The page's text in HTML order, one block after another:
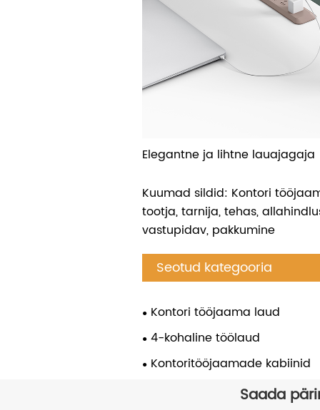
Elegantne ja lihtne lauajagaja
Kuumad sildid: Kontori
tootja, tarnija, tehas,
vastupidav, pakkumine
Seotud kategooria
Kontori tööjaama laud
4-kohaline töölaud
Kontoritööjaamade kabiinid
Saada